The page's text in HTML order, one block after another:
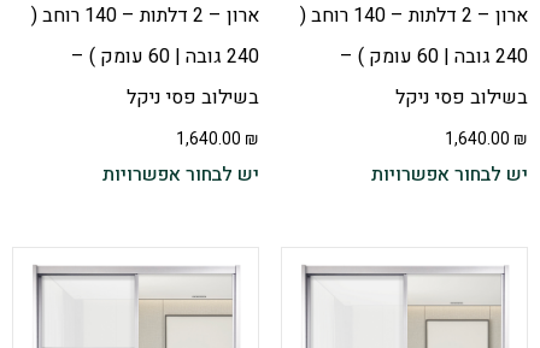
ארון – 2 דלתות – 140 רוחב (
240 גובה | 60 עומק ) –
בשילוב פסי ניקל
1,640.00 ₪
יש לבחור אפשרויות
ארון – 2 דלתות – 140 רוחב (
240 גובה | 60 עומק ) –
בשילוב פסי ניקל
1,640.00 ₪
יש לבחור אפשרויות